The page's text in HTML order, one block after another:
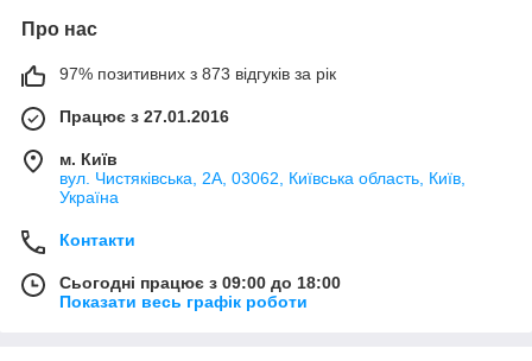
Про нас
97% позитивних з 873 відгуків за рік
Працює з 27.01.2016
м. Київ
вул. Чистяківська, 2А, 03062, Київська область, Київ,
Україна
Контакти
Сьогодні працює з 09:00 до 18:00
Показати весь графік роботи